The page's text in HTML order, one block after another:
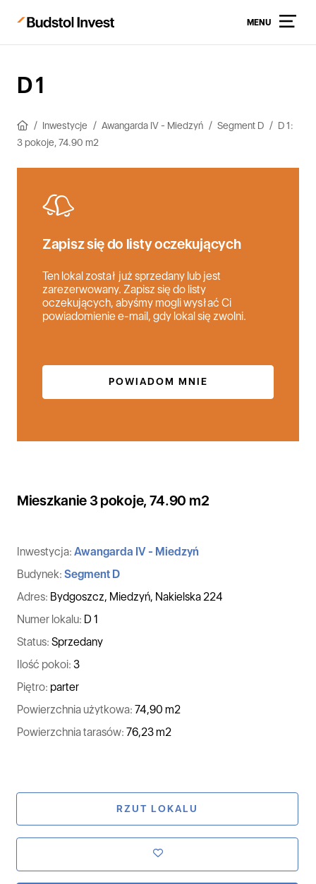
MENU
D 1
Inwestycje Awangarda IV - Miedzyń Segment D
D 1:
3 pokoje, 74.90 m2
Zapisz się do listy oczekujących
Ten lokal został już sprzedany lub jest
zarezerwowany. Zapisz się do listy
oczekujących, abyśmy mogli wysłać Ci
powiadomienie e-mail, gdy lokal się zwolni.
POWIADOM MNIE
Mieszkanie 3 pokoje, 74.90 m2
Inwestycja: Awangarda IV - Miedzyń
Budynek: Segment D
Adres: Bydgoszcz, Miedzyń, Nakielska 224
Numer lokalu: D 1
Status: Sprzedany
Ilość pokoi: 3
Piętro: parter
Powierzchnia użytkowa: 74,90 m2
Powierzchnia tarasów: 76,23 m2
RZUT LOKALU